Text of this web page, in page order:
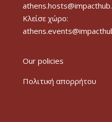
Κλείσε χώρο:
Our policies
Πολιτική απορρήτου